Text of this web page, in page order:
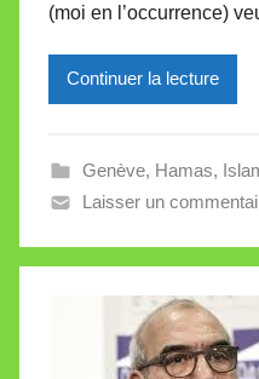
(moi en l’occurrence)
Continuer la lecture
Genève, Hamas,
Laisser un